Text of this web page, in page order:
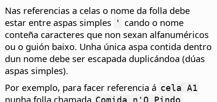
Nas referencias a celas o nome da folla debe
estar entre aspas simples
'
cando o nome
conteña caracteres que non sexan alfanuméricos
ou o guión baixo. Unha única aspa contida dentro
dun nome debe ser escapada duplicándoa (dúas
aspas simples).
Por exemplo, para facer referencia á cela A1
nunha folla chamada Comida n'O Pindo .